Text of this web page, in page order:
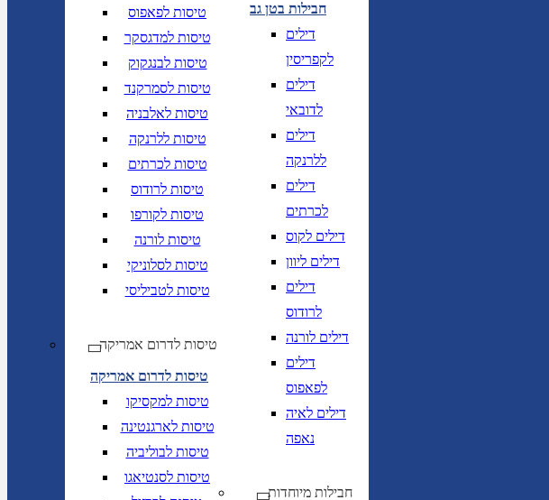
טיסות לפאפוס
טיסות למדגסקר
טיסות לבנגקוק
טיסות לסמרקנד
טיסות לאלבניה
טיסות ללרנקה
טיסות לכרתים
טיסות לרודוס
טיסות לקורפו
טיסות לורנה
טיסות לסלוניקי
טיסות לטביליסי
טיסות לדרום אמריקה
טיסות לדרום אמריקה
טיסות למקסיקו
טיסות לארגנטינה
טיסות לבוליביה
טיסות לסנטיאגו
חבילות בטן גב
דילים
לקפריסין
דילים
לדובאי
דילים
ללרנקה
דילים
לכרתים
דילים לקוס
דילים ליוון
דילים
לרודוס
דילים לורנה
דילים
לפאפוס
דילים לאיה
נאפה
חבילות מיוחדות